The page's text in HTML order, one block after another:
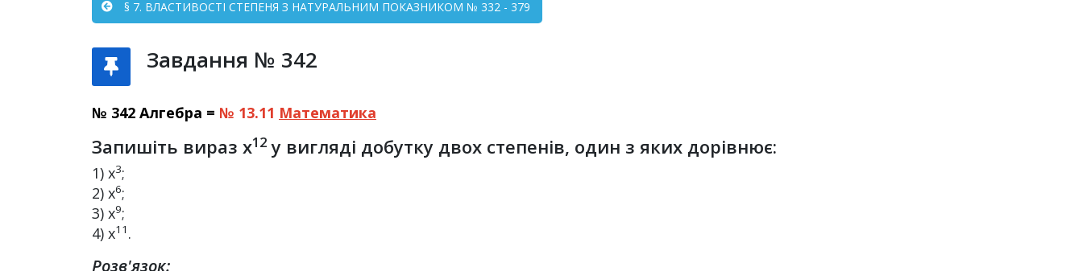
§ 7. ВЛАСТИВОСТІ СТЕПЕНЯ З НАТУРАЛЬНИМ ПОКАЗНИКОМ № 332 - 379
Завдання № 342
№ 342 Алгебра = № 13.11 Математика
Запишіть вираз x12 у вигляді добутку двох степенів, один з яких дорівнює:
1) x3;
2) x6;
3) x9;
4) x11 .
Розв'язок: